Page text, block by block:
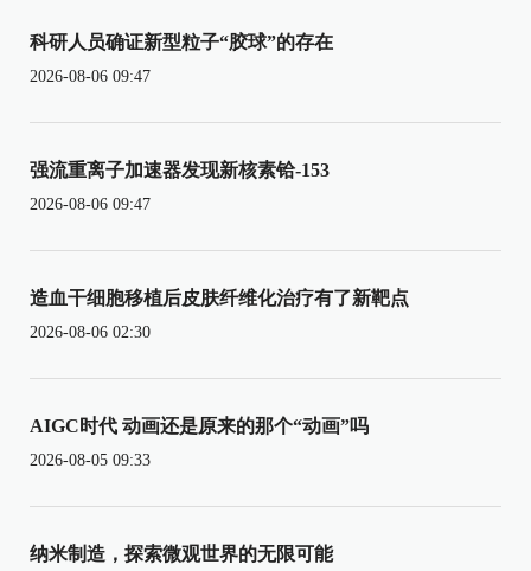
科研人员确证新型粒子“胶球”的存在
2026-08-06 09:47
强流重离子加速器发现新核素铪-153
2026-08-06 09:47
造血干细胞移植后皮肤纤维化治疗有了新靶点
2026-08-06 02:30
AIGC时代 动画还是原来的那个“动画”吗
2026-08-05 09:33
纳米制造，探索微观世界的无限可能